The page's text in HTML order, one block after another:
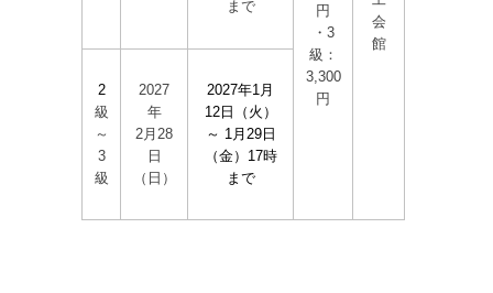
円
・3
級：
3,300
円
会
館
まで
2
級
～
3
級
2027
年
2月28
日
（日）
2027年1月
12日（火）
～ 1月29日
（金）17時
まで